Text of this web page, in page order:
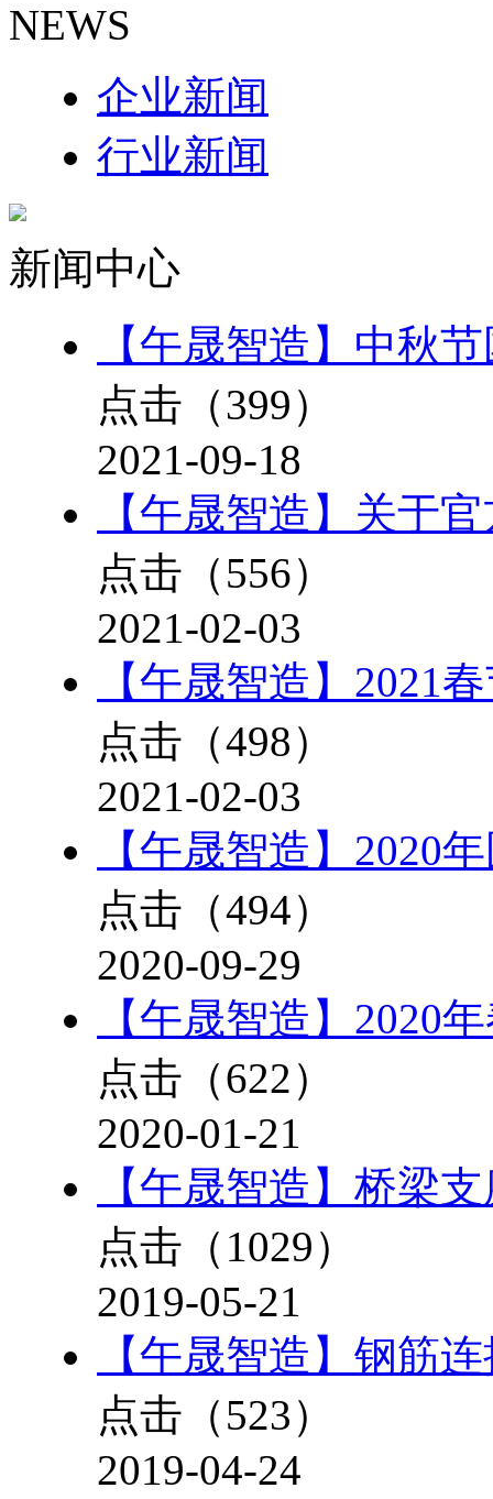
NEWS
企业新闻
行业新闻
新闻中心
【午晟智造】中秋
点击（399）
2021-09-18
【午晟智造】关于
点击（556）
2021-02-03
【午晟智造】2021
点击（498）
2021-02-03
【午晟智造】2020
点击（494）
2020-09-29
【午晟智造】2020
点击（622）
2020-01-21
【午晟智造】桥梁
点击（ 1029）
2019-05-21
【午晟智造】钢筋
点击（523）
2019-04-24